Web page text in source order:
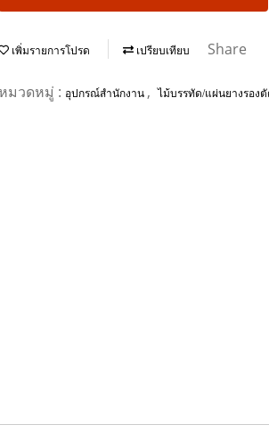
เพิ่มรายการโปรด เปรียบเทียบ Share
หมวดหมู่ : อุปกรณ์สำนักงาน , ไม้บรรทัด/แผ่นยางรอง